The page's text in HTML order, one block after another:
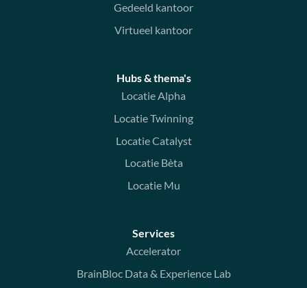
Gedeeld kantoor
Virtueel kantoor
Hubs & thema's
Locatie Alpha
Locatie Twinning
Locatie Catalyst
Locatie Bèta
Locatie Mu
Services
Accelerator
BrainBloc Data & Experience Lab